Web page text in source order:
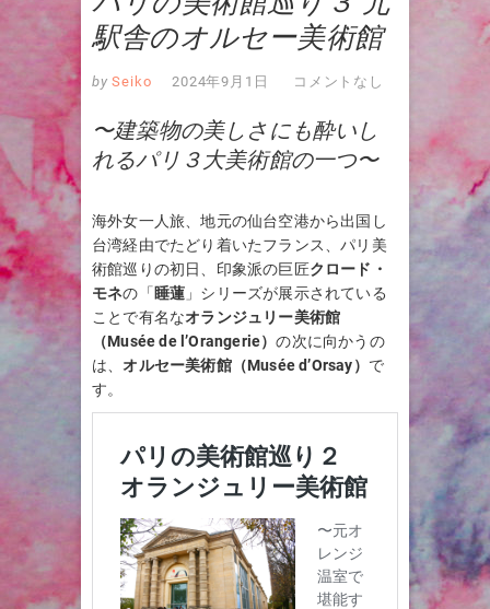
駅舎のオルセー美術館
by Seiko 2024年9月1日 コメントなし
〜建築物の美しさにも酔いし
れるパリ３大美術館の一つ〜
海外女一人旅、地元の仙台空港から出国し
台湾経由でたどり着いたフランス、パリ美
術館巡りの初日、印象派の巨匠クロード・
モネの「 睡蓮 」シリーズが展示されている
ことで有名なオランジュリー美術館
（Musée de l’Orangerie）の次に向かうの
は、オルセー美術館（Musée d’Orsay） で
す。